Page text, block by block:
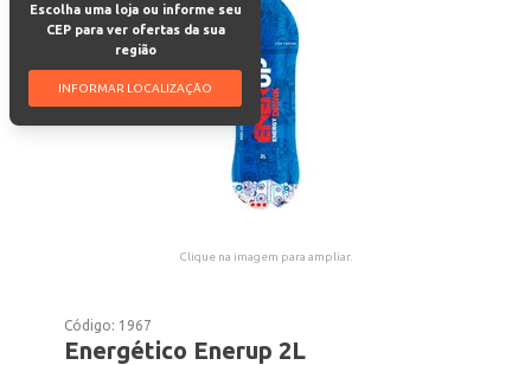
Escolha uma loja ou informe seu
CEP para ver ofertas da sua
região
INFORMAR LOCALIZAÇÃO
Clique na imagem para ampliar.
Código: 1967
Energético Enerup 2L